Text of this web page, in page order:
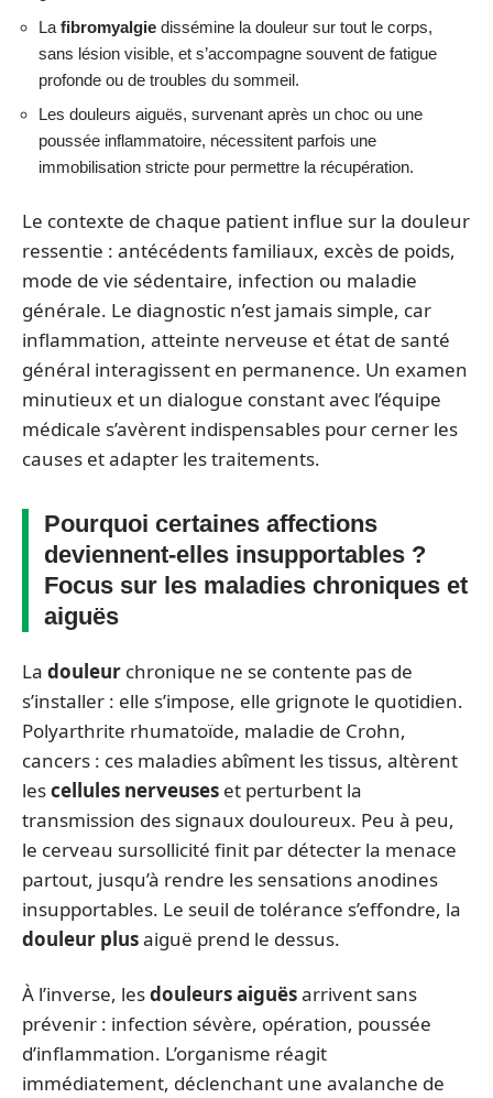
La fibromyalgie dissémine la douleur sur tout le corps,
sans lésion visible, et s’accompagne souvent de fatigue
profonde ou de troubles du sommeil.
Les douleurs aiguës, survenant après un choc ou une
poussée inflammatoire, nécessitent parfois une
immobilisation stricte pour permettre la récupération.
Le contexte de chaque patient influe sur la douleur
ressentie : antécédents familiaux, excès de poids,
mode de vie sédentaire, infection ou maladie
générale. Le diagnostic n’est jamais simple, car
inflammation, atteinte nerveuse et état de santé
général interagissent en permanence. Un examen
minutieux et un dialogue constant avec l’équipe
médicale s’avèrent indispensables pour cerner les
causes et adapter les traitements.
Pourquoi certaines affections
deviennent-elles insupportables ?
Focus sur les maladies chroniques et
aiguës
La douleur chronique ne se contente pas de
s’installer : elle s’impose, elle grignote le quotidien.
Polyarthrite rhumatoïde, maladie de Crohn,
cancers : ces maladies abîment les tissus, altèrent
lescellules nerveuses et perturbent la
transmission des signaux douloureux. Peu à peu,
le cerveau sursollicité finit par détecter la menace
partout, jusqu’à rendre les sensations anodines
insupportables. Le seuil de tolérance s’effondre, la
douleur plusaiguë prend le dessus.
À l’inverse, lesdouleurs aiguësarrivent sans
prévenir : infection sévère, opération, poussée
d’inflammation. L’organisme réagit
immédiatement, déclenchant une avalanche de